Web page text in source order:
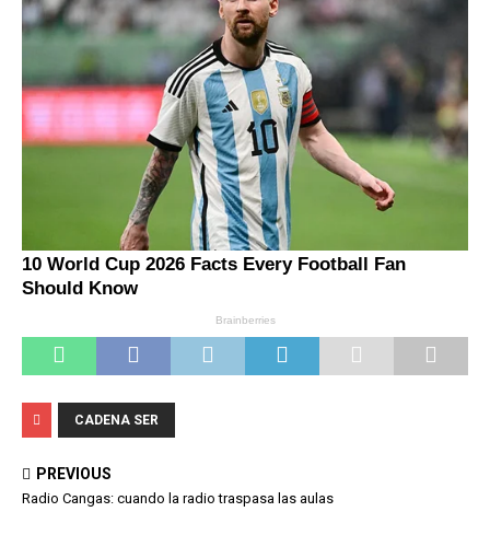
CADENA SER
PREVIOUS
Radio Cangas: cuando la radio traspasa las aulas